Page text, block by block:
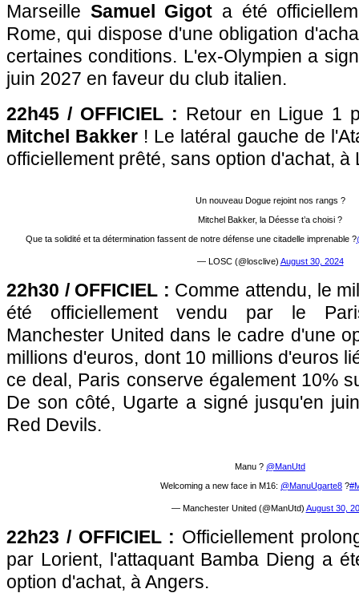
Marseille Samuel Gigot a été
Rome, qui dispose d'une obligation
certaines conditions. L'ex-Olympien a
juin 2027 en faveur du club italien.
22h45 / OFFICIEL : Retour en Ligue 1
Mitchel Bakker ! Le latéral gauche de
officiellement prêté, sans option d'achat, à
Un nouveau Dogue rejoint nos rangs ?
Mitchel Bakker, la Déesse t’a choisi ?
Que ta solidité et ta détermination fassent de notre défense une citadelle imprenable ?
— LOSC (@losclive) August 30, 2024
22h30 / OFFICIEL : Comme attendu, le
été officiellement vendu par le
Manchester United dans le cadre d'une
millions d'euros, dont 10 millions d'euros
ce deal, Paris conserve également 10%
De son côté, Ugarte a signé jusqu'en
Red Devils.
Manu ? @ManUtd
Welcoming a new face in M16: @ManuUgarte8 ?
— Manchester United (@ManUtd) August 30,
22h23 / OFFICIEL : Officiellement
par Lorient, l'attaquant Bamba Dieng a
option d'achat, à Angers.